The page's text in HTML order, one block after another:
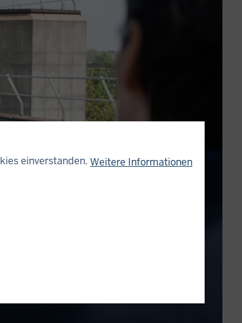
einverstanden. Weitere Informationen